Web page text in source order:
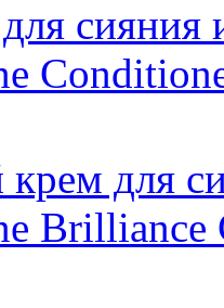
сияния
для
Brilliance